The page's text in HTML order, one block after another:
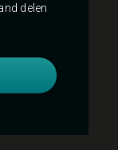
delen